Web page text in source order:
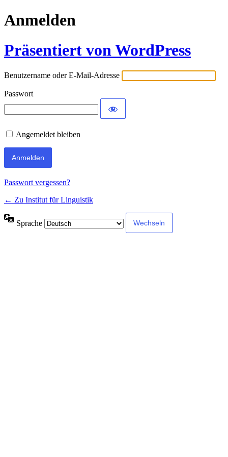
Anmelden
Präsentiert von WordPress
Benutzername oder E-Mail-Adresse
Passwort
Angemeldet bleiben
Passwort vergessen?
← Zu Institut für Linguistik
Sprache